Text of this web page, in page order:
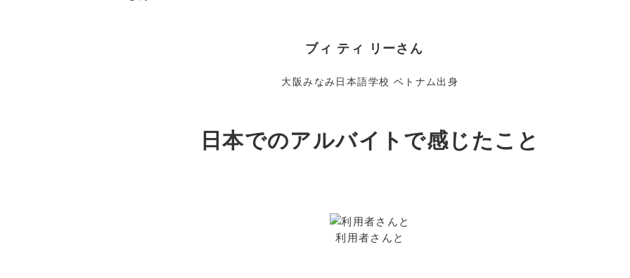
ブィ ティ リーさん
大阪みなみ日本語学校 ベトナム出身
日本でのアルバイトで感じたこと
利用者さんと